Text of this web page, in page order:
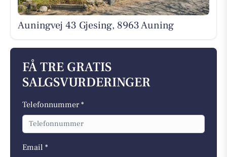
Auningvej 43 Gjesing, 8963 Auning
FÅ TRE GRATIS
SALGSVURDERINGER
Telefonnummer *
Email *